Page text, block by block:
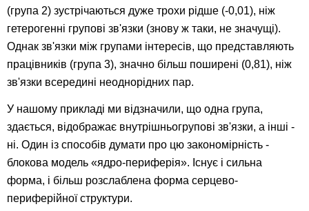
(група 2) зустрічаються дуже трохи рідше (-0,01), ніж
гетерогенні групові зв'язки (знову ж таки, не значущі).
Однак зв'язки між групами інтересів, що представляють
працівників (група 3), значно більш поширені (0,81), ніж
зв'язки всередині неоднорідних пар.
У нашому прикладі ми відзначили, що одна група,
здається, відображає внутрішньогрупові зв'язки, а інші -
ні. Один із способів думати про цю закономірність -
блокова модель «ядро-периферія». Існує і сильна
форма, і більш розслаблена форма серцево-
периферійної структури.